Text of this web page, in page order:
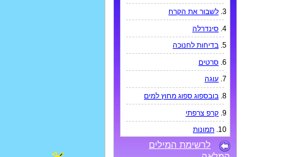
3. לשבור את הקרח
4. סינדרלה
5. בדיחות לחנוכה
6. סרטים
7. עוגה
8. בובספוג ספוג מחוץ למים
9. קרפ צרפתי
10. תמונות
לרשימת המילים